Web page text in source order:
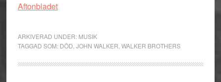
Aftonbladet
ARKIVERAD UNDER: MUSIK
TAGGAD SOM: DÖD JOHN WALKER WALKER BROTHERS